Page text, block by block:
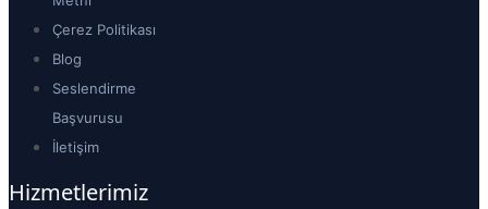
Çerez Politikası
Blog
Seslendirme
Başvurusu
İletişim
Hizmetlerimiz